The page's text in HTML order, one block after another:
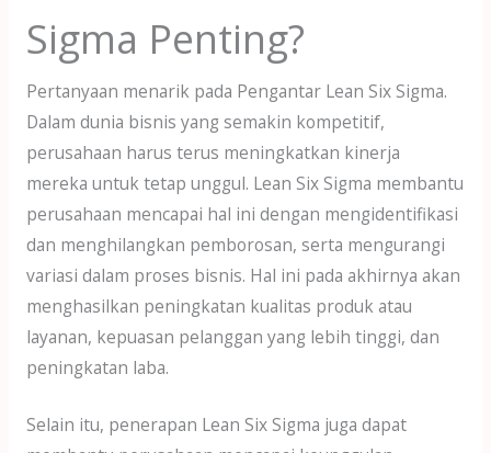
Sigma Penting?
Pertanyaan menarik pada Pengantar Lean Six Sigma.
Dalam dunia bisnis yang semakin kompetitif,
perusahaan harus terus meningkatkan kinerja
mereka untuk tetap unggul. Lean Six Sigma membantu
perusahaan mencapai hal ini dengan mengidentifikasi
dan menghilangkan pemborosan, serta mengurangi
variasi dalam proses bisnis. Hal ini pada akhirnya akan
menghasilkan peningkatan kualitas produk atau
layanan, kepuasan pelanggan yang lebih tinggi, dan
peningkatan laba.
Selain itu, penerapan Lean Six Sigma juga dapat